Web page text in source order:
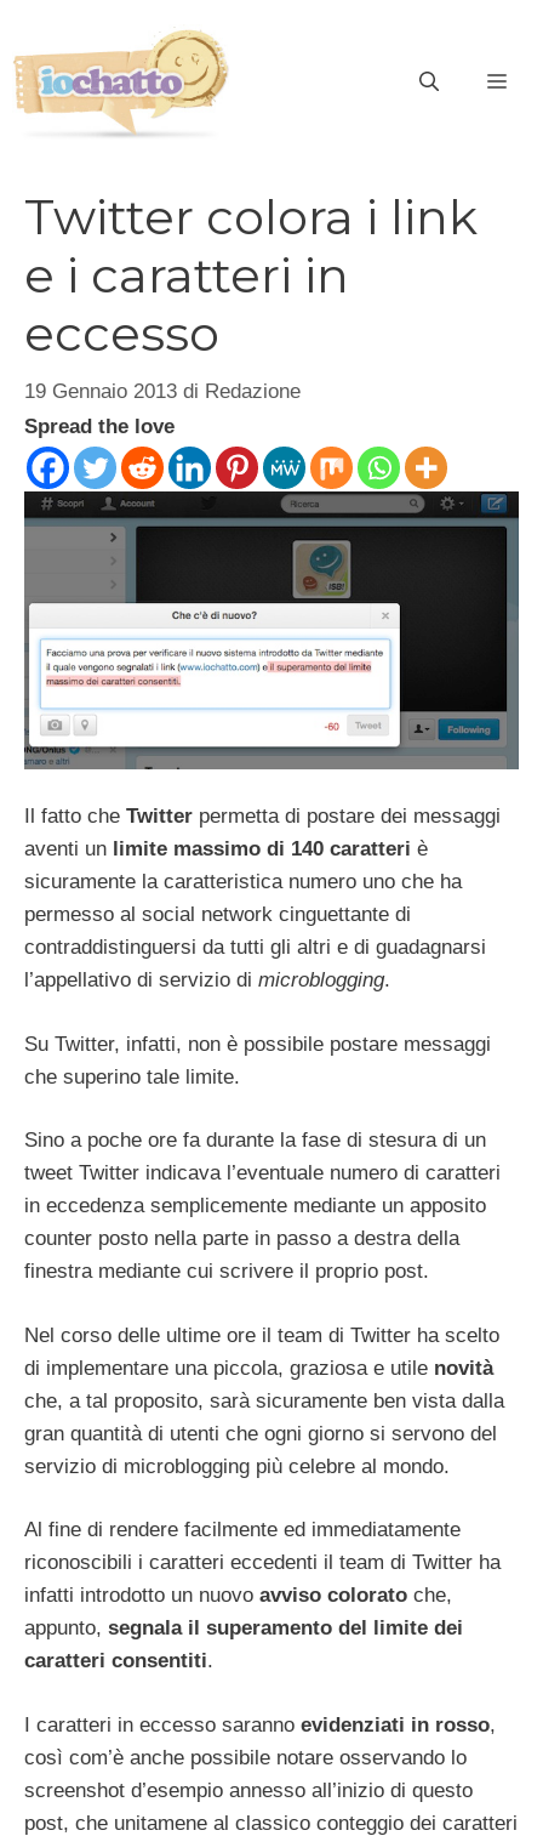
contenuto
Twitter colora i link
e i caratteri in
eccesso
19 Gennaio 2013 di Redazione
Spread the love
Il fatto che Twitter permetta di postare dei messaggi
aventi un limite massimo di 140 caratteri è
sicuramente la caratteristica numero uno che ha
permesso al social network cinguettante di
contraddistinguersi da tutti gli altri e di guadagnarsi
l’appellativo di servizio di microblogging.
Su Twitter, infatti, non è possibile postare messaggi
che superino tale limite.
Sino a poche ore fa durante la fase di stesura di un
tweet Twitter indicava l’eventuale numero di caratteri
in eccedenza semplicemente mediante un apposito
counter posto nella parte in passo a destra della
finestra mediante cui scrivere il proprio post.
Nel corso delle ultime ore il team di Twitter ha scelto
di implementare una piccola, graziosa e utile novità
che, a tal proposito, sarà sicuramente ben vista dalla
gran quantità di utenti che ogni giorno si servono del
servizio di microblogging più celebre al mondo.
Al fine di rendere facilmente ed immediatamente
riconoscibili i caratteri eccedenti il team di Twitter ha
infatti introdotto un nuovo avviso colorato che,
appunto, segnala il superamento del limite dei
caratteri consentiti.
I caratteri in eccesso saranno evidenziati in rosso,
così com’è anche possibile notare osservando lo
screenshot d’esempio annesso all’inizio di questo
post, che unitamene al classico conteggio dei caratteri